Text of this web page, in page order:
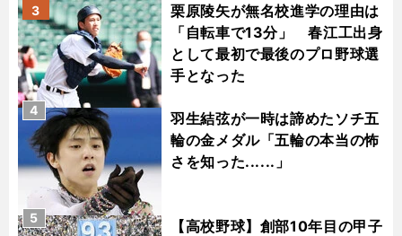
栗原陵矢が無名校進学の理由は
「自転車で13分」 春江工出身
として最初で最後のプロ野球選
手となった
3
羽生結弦が一時は諦めたソチ五
輪の金メダル「五輪の本当の怖
さを知った......」
4
【高校野球】創部10年目の甲子
5